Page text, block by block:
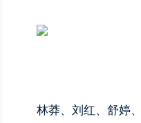
林莽、刘红、舒婷